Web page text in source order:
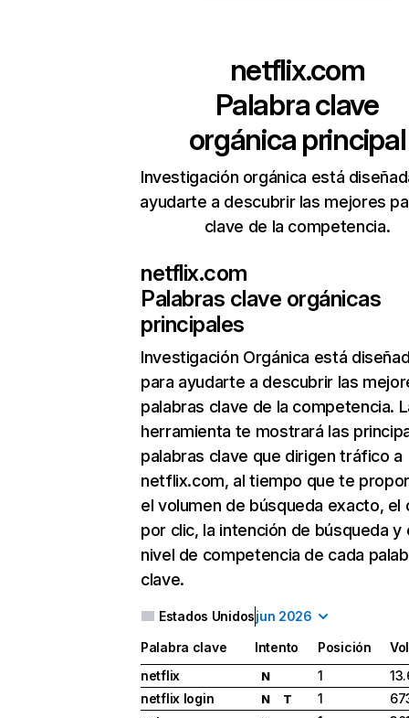
netflix.com
Palabra clave
orgánica principal
Investigación orgánica está
ayudarte a descubrir las mejores
clave de la competencia.
netflix.com
Palabras clave orgánicas
principales
Investigación Orgánica está
para ayudarte a descubrir las
palabras clave de la competencia.
herramienta te mostrará las
palabras clave que dirigen tráfico a
netflix.com, al tiempo que te
el volumen de búsqueda exacto, el
por clic, la intención de búsqueda y
nivel de competencia de cada
clave.
Estados Unidosjun 2026
Palabra clave Intento Posición
netflix
N 1
netflix login
N T 1